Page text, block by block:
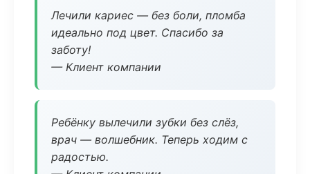
Лечили кариес — без боли, пломба
идеально под цвет. Спасибо за
заботу!
— Клиент компании
Ребёнку вылечили зубки без слёз,
врач — волшебник. Теперь ходим с
радостью.